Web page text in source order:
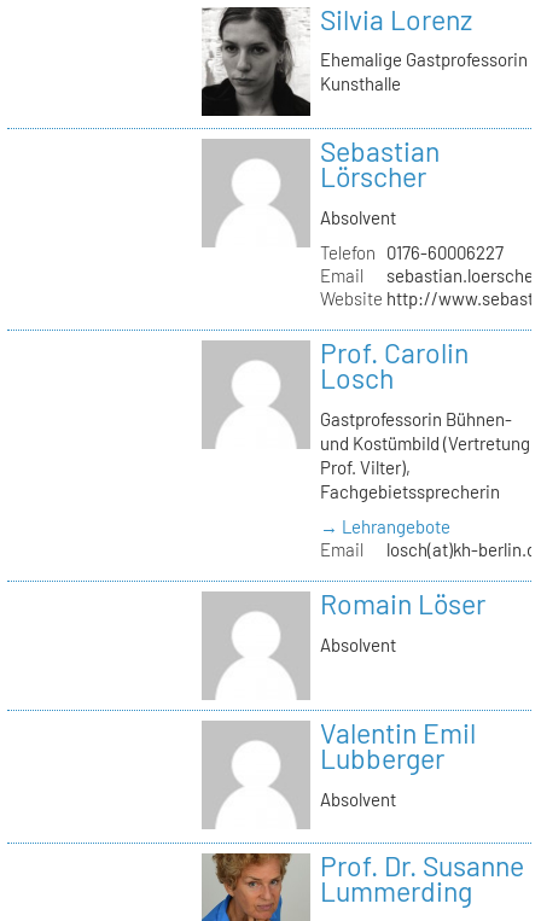
Silvia Lorenz
Ehemalige Gastprofessorin
Kunsthalle
Sebastian
Lörscher
Absolvent
Telefon
0176-60006227
Email
Website http://
Prof. Carolin
Losch
Gastprofessorin Bühnen-
und Kostümbild (Vertretung
Prof. Vilter),
Fachgebietssprecherin
→ Lehrangebote
Email
losch(at)kh-
Romain Löser
Absolvent
Valentin Emil
Lubberger
Absolvent
Prof. Dr. Susanne
Lummerding